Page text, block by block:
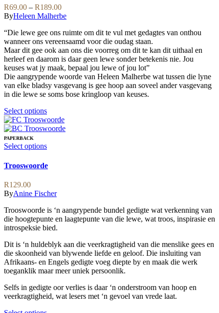
be
chosen
on
the
product
page
variants.
The
options
may
be
chosen
on
the
product
page
R69.00 – R189.00Price
range:
through
R189.00
ByHeleen Malherbe
“Die lewe gee ons ruimte om dit te vul met gedagtes van onthou
wanneer ons vereensaamd voor die oudag staan.
Maar dit gee ook aan ons die voorreg om dit te kan dit uithaal en
herleef en daarom is daar geen lewe sonder betekenis nie. Jou
keuses wat jy maak, bepaal jou lewe of jou lot”
Die aangrypende woorde van Heleen Malherbe wat tussen die lyne
van elke bladsy vasgevang is gee hoop aan soveel ander vasgevang
in die lewe se soms bose kringloop van keuses.
Select optionsThis
product
has
variants.
options
may
chosen
on
the
product
page
PAPERBACK
Select optionsThis
has
multiple
The
options
may
be
chosen
the
product
page
Trooswoorde
R129.00
ByAnine Fischer
Trooswoorde is ‘n aangrypende bundel gedigte wat verkenning van
die hoogtepunte en laagtepunte van die lewe, wat troos, inspirasie en
introspeksie bied.
Dit is ‘n huldeblyk aan die veerkragtigheid van die menslike gees en
die skoonheid van blywende liefde en geloof. Die insluiting van
Afrikaans- en Engels gedigte voeg diepte by en maak die werk
toeganklik maar meer uniek persoonlik.
Selfs in gedigte oor verlies is daar ‘n onderstroom van hoop en
veerkragtigheid, wat lesers met ‘n gevoel van vrede laat.